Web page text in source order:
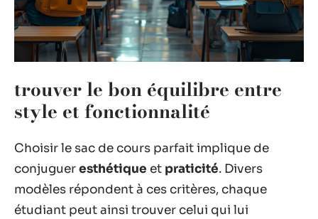
trouver le bon équilibre entre
style et fonctionnalité
Choisir le sac de cours parfait implique de
conjugueresthétique et praticité. Divers
modèles répondent à ces critères, chaque
étudiant peut ainsi trouver celui qui lui